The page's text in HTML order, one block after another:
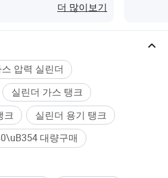
더 많이보기
압력 실린더
실린더 가스 탱크
크
실린더 용기 탱크
대량구매